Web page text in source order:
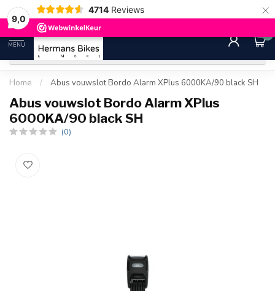
9,0
4714 Reviews ×
30 dagen bedenktijd Gratis
MENU
0
Home / Abus vouwslot Bordo Alarm XPlus 6000KA/90 black SH
Abus vouwslot Bordo Alarm XPlus
6000KA/90 black SH
(0)